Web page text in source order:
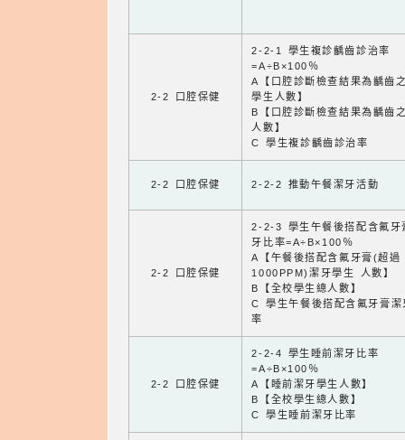
2-2 口腔保健
2-2-1 學生複診齲齒診治率
=A÷B×100％
A【口腔診斷檢查結果為齲齒
學生人數】
B【口腔診斷檢查結果為齲齒
人數】
C 學生複診齲齒診治率
2-2 口腔保健 2-2-2 推動午餐潔牙活動
2-2 口腔保健
2-2-3 學生午餐後搭配含氟牙
牙比率=A÷B×100％
A【午餐後搭配含氟牙膏(超過
1000PPM)潔牙學生 人數】
B【全校學生總人數】
C 學生午餐後搭配含氟牙膏潔
率
2-2 口腔保健
2-2-4 學生睡前潔牙比率
=A÷B×100％
A【睡前潔牙學生人數】
B【全校學生總人數】
C 學生睡前潔牙比率